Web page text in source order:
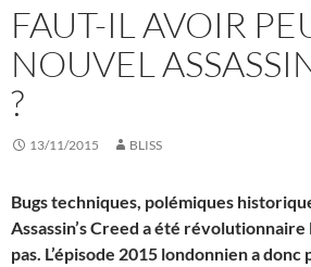
FAUT-IL AVOIR
NOUVEL
?
13/11/2015 BLISS
Bugs techniques, polémiques
Assassin’s Creed a été révolutionnaire
pas. L’épisode 2015 londonnien a